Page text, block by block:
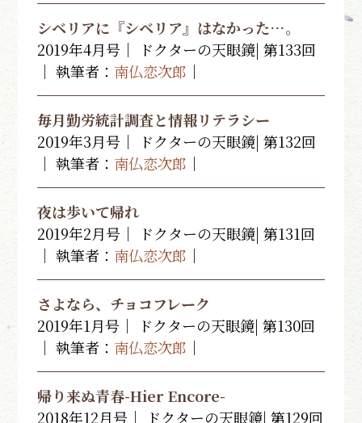
シベリアに『シベリア』はなかった…。
2019年4月号｜ ドクターの天眼鏡| 第133回
｜ 執筆者： 南仏恋次郎 ｜
毎月勤労統計調査と情報リテラシー
2019年3月号｜ ドクターの天眼鏡| 第132回
｜ 執筆者： 南仏恋次郎 ｜
夜は歩いて帰れ
2019年2月号｜ ドクターの天眼鏡| 第131回
｜ 執筆者： 南仏恋次郎 ｜
さよなら、チョコフレーク
2019年1月号｜ ドクターの天眼鏡| 第130回
｜ 執筆者： 南仏恋次郎 ｜
帰り来ぬ青春-Hier Encore-
2018年12月号｜ ドクターの天眼鏡| 第129回